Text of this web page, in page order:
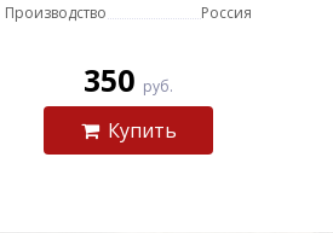
Производство
Россия
350 руб.
Купить